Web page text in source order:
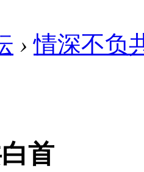
› 情深不负
首